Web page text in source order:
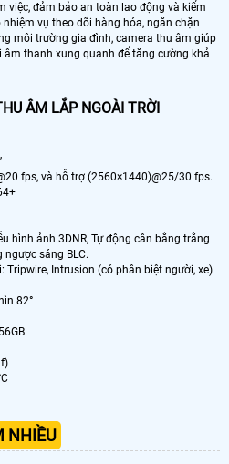
việc, đảm bảo an toàn lao động và kiểm
vụ theo dõi hàng hóa, ngăn chặn
môi trường gia đình, camera thu âm giúp
thanh xung quanh để tăng cường khả
ÂM LẮP NGOÀI TRỜI
fps, và hỗ trợ (2560×1440)@25/30 fps.
hình ảnh 3DNR, Tự động cân bằng trắng
ngược sáng BLC.
Tripwire, Intrusion (có phân biệt người, xe)
82°
NHIỀU